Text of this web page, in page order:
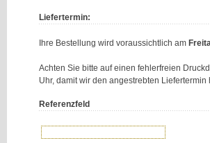
Liefertermin:
Ihre Bestellung wird voraussichtlich am
Achten Sie bitte auf einen fehlerfreien
Uhr, damit wir den angestrebten Liefertermin
Referenzfeld